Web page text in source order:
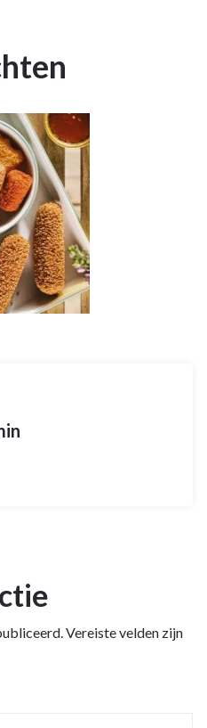
Vereiste velden zijn